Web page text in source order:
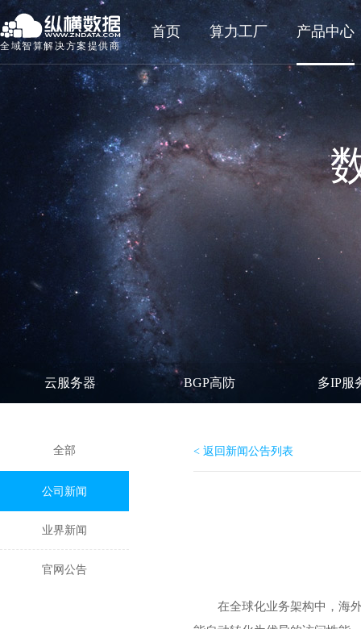
全域智算解决方案提供商
首页 算力工厂 产品中心
云服务器 BGP高防 多IP服
全部
公司新闻
业界新闻
官网公告
< 返回新闻公告列表
在全球化业务架构中，海